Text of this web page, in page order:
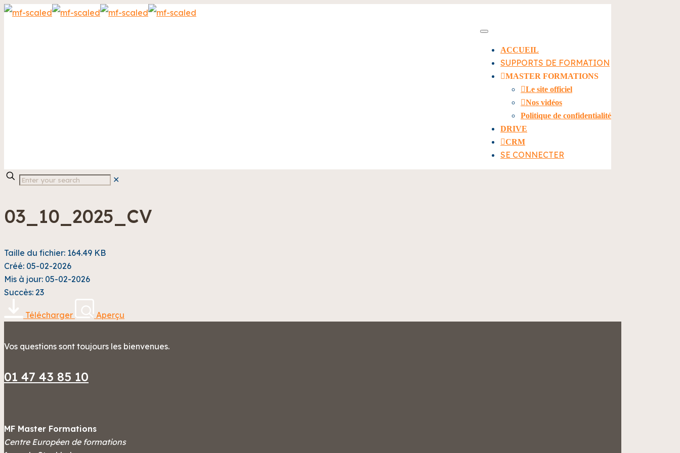
ACCUEIL
SUPPORTS DE FORMATION
MASTER FORMATIONS
Le site officiel
Nos vidéos
Politique de confidentialité
DRIVE
CRM
SE CONNECTER
✕
03_10_2025_CV
Taille du fichier: 164.49 KB
Créé: 05-02-2026
Mis à jour: 05-02-2026
Succès: 23
Télécharger Aperçu
Vos questions sont toujours les bienvenues.
01 47 43 85 10
MF Master Formations
Centre Européen de formations